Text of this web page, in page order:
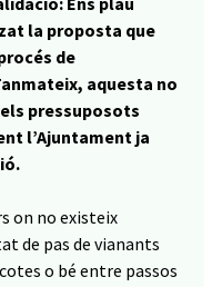
la proposta que
de
aquesta no
pressuposots
l’Ajuntament ja
on no existeix
de pas de vianants
o bé entre passos